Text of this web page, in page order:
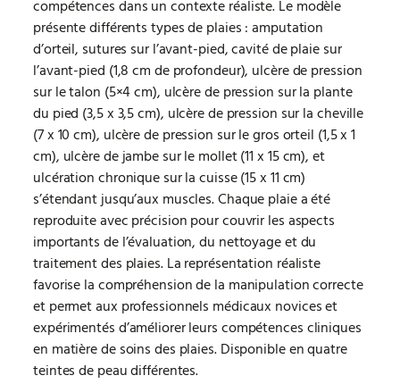
compétences dans un contexte réaliste. Le modèle
présente différents types de plaies : amputation
d’orteil, sutures sur l’avant-pied, cavité de plaie sur
l’avant-pied (1,8 cm de profondeur), ulcère de pression
sur le talon (5×4 cm), ulcère de pression sur la plante
du pied (3,5 x 3,5 cm), ulcère de pression sur la cheville
(7 x 10 cm), ulcère de pression sur le gros orteil (1,5 x 1
cm), ulcère de jambe sur le mollet (11 x 15 cm), et
ulcération chronique sur la cuisse (15 x 11 cm)
s’étendant jusqu’aux muscles. Chaque plaie a été
reproduite avec précision pour couvrir les aspects
importants de l’évaluation, du nettoyage et du
traitement des plaies. La représentation réaliste
favorise la compréhension de la manipulation correcte
et permet aux professionnels médicaux novices et
expérimentés d’améliorer leurs compétences cliniques
en matière de soins des plaies. Disponible en quatre
teintes de peau différentes.